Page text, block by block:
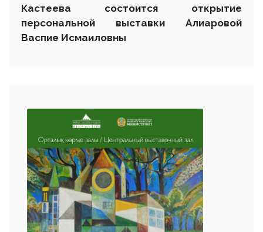
Кастеева состоится открытие
персональной выставки Алиаровой
Васпие Исмаиловны